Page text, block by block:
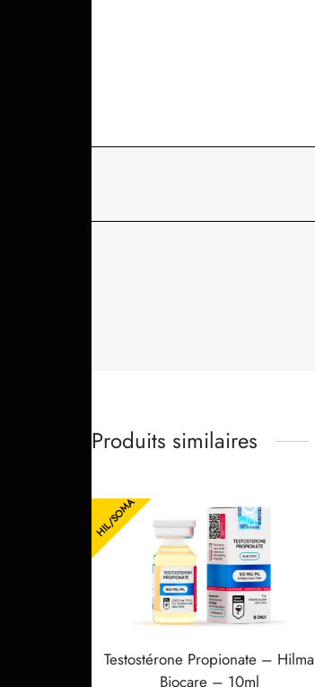
Produits similaires
HIL/SOMA
Testostérone Propionate – Hilma
Biocare – 10ml